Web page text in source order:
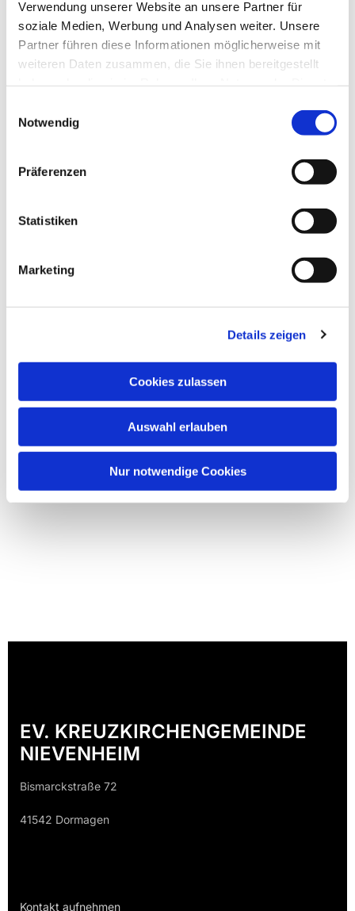
Verwendung unserer Website an unsere Partner für
soziale Medien, Werbung und Analysen weiter. Unsere
Partner führen diese Informationen möglicherweise mit
weiteren Daten zusammen, die Sie ihnen bereitgestellt
Notwendig
Präferenzen
Statistiken
Marketing
Details zeigen
Cookies zulassen
Auswahl erlauben
Nur notwendige Cookies
EV. KREUZKIRCHENGEMEINDE
NIEVENHEIM
Bismarckstraße 72
41542 Dormagen
Kontakt aufnehmen